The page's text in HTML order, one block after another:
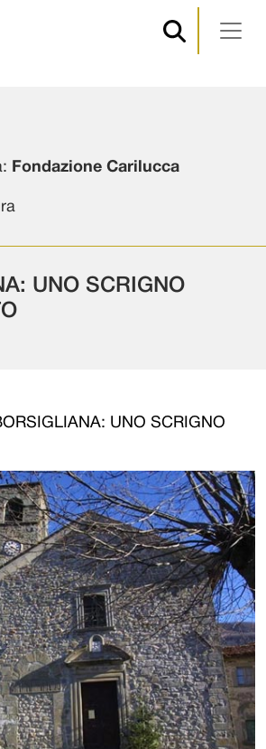
Fondazione Carilucca
UNO SCRIGNO
UNO SCRIGNO